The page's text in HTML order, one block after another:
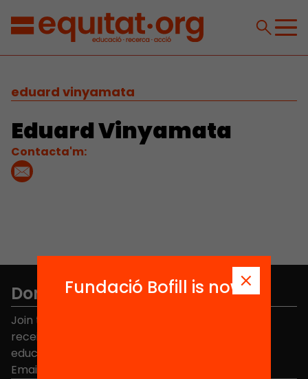
eduard vinyamata
Eduard Vinyamata
Contacta'm:
Don't miss anything.
Join the more than 40,000 people who already
receive news about initiatives and projects for
educational change in Catalonia.
Email address
Fundació Bofill is now